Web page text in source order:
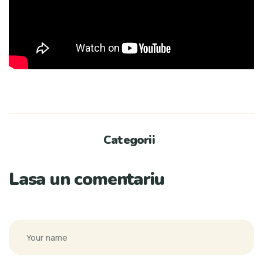
Categorii
Lasa un comentariu